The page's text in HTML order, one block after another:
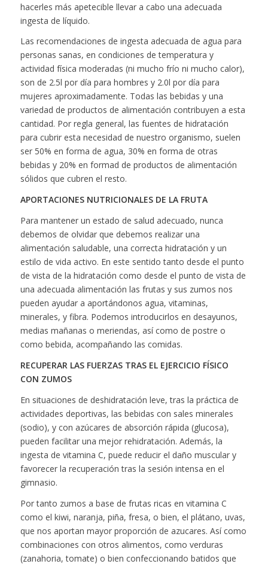
hacerles más apetecible llevar a cabo una adecuada
ingesta de líquido.
Las recomendaciones de ingesta adecuada de agua para
personas sanas, en condiciones de temperatura y
actividad física moderadas (ni mucho frío ni mucho calor),
son de 2.5l por día para hombres y 2.0l por día para
mujeres aproximadamente. Todas las bebidas y una
variedad de productos de alimentación contribuyen a esta
cantidad. Por regla general, las fuentes de hidratación
para cubrir esta necesidad de nuestro organismo, suelen
ser 50% en forma de agua, 30% en forma de otras
bebidas y 20% en formad de productos de alimentación
sólidos que cubren el resto.
APORTACIONES NUTRICIONALES DE LA FRUTA
Para mantener un estado de salud adecuado, nunca
debemos de olvidar que debemos realizar una
alimentación saludable, una correcta hidratación y un
estilo de vida activo. En este sentido tanto desde el punto
de vista de la hidratación como desde el punto de vista de
una adecuada alimentación las frutas y sus zumos nos
pueden ayudar a aportándonos agua, vitaminas,
minerales, y fibra. Podemos introducirlos en desayunos,
medias mañanas o meriendas, así como de postre o
como bebida, acompañando las comidas.
RECUPERAR LAS FUERZAS TRAS EL EJERCICIO FÍSICO
CON ZUMOS
En situaciones de deshidratación leve, tras la práctica de
actividades deportivas, las bebidas con sales minerales
(sodio), y con azúcares de absorción rápida (glucosa),
pueden facilitar una mejor rehidratación. Además, la
ingesta de vitamina C, puede reducir el daño muscular y
favorecer la recuperación tras la sesión intensa en el
gimnasio.
Por tanto zumos a base de frutas ricas en vitamina C
como el kiwi, naranja, piña, fresa, o bien, el plátano, uvas,
que nos aportan mayor proporción de azucares. Así como
combinaciones con otros alimentos, como verduras
(zanahoria, tomate) o bien confeccionando batidos que